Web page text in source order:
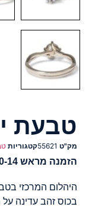
טבעת
מק"ט 55621קטגוריות
הזמנה מראש 10-14 ימי עסקים לייצור
היהלום המרכזי
בכוס זהב עדינה